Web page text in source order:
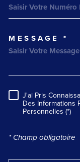
MESSAGE *
J'ai Pris
Des Informations
Personnelles (*)
* Champ obligatoire